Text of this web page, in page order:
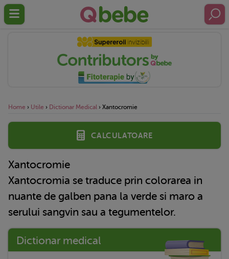
Home › Utile › Dictionar Medical › Xantocromie
Calculatoare
Xantocromie
Xantocromia se traduce prin colorarea in
nuante de galben pana la verde si maro a
serului sangvin sau a tegumentelor.
Dictionar medical